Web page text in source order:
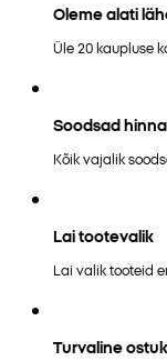
Oleme alati
Üle 20 kaupluse
Soodsad
Kõik vajalik
Lai tootevalik
Lai valik tooteid
Turvaline